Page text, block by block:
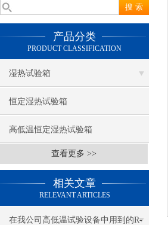
产品分类
PRODUCT CLASSIFICATION
湿热试验箱
恒定湿热试验箱
高低温恒定湿热试验箱
查看更多 >>
相关文章
RELEVANT ARTICLES
在我公司高低温试验设备中用到的R-